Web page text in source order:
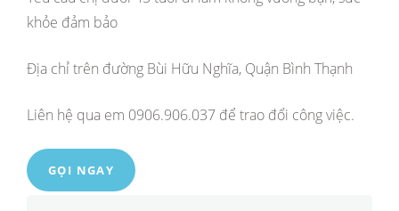
khỏe đảm bảo
Địa chỉ trên đường Bùi Hữu Nghĩa, Quận Bình Thạnh
Liên hệ qua em 0906.906.037 để trao đổi công việc.
GỌI NGAY